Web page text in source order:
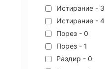
Истирание - 3
Истирание - 4
Порез - 0
Порез - 1
Раздир - 0